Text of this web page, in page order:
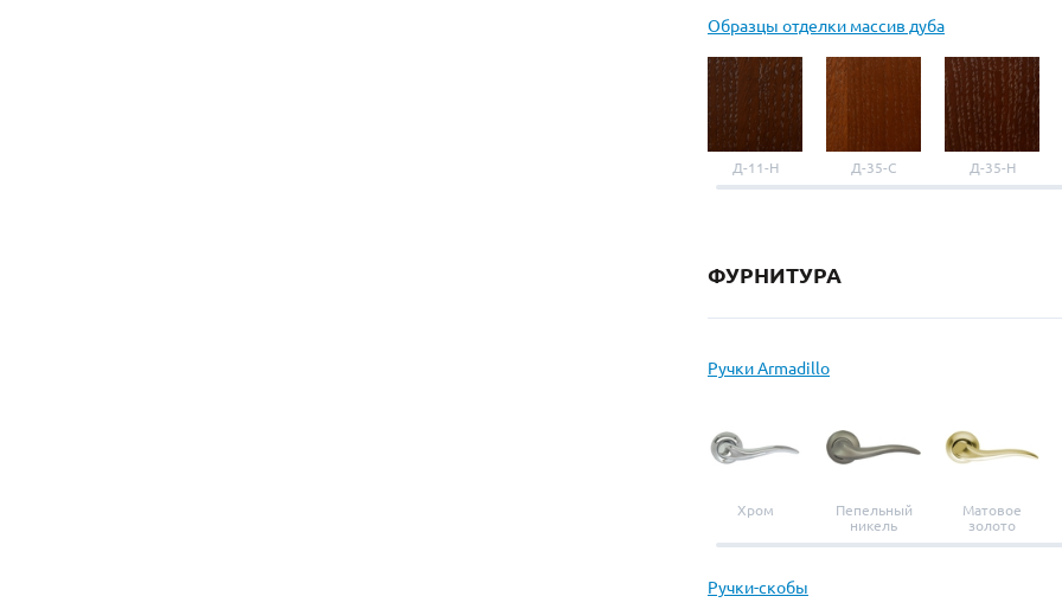
Образцы отделки массив дуба
Д-11-Н Д-35-С Д-35-Н
ФУРНИТУРА
Ручки Armadillo
Хром
Пепельный
никель
Матовое
золото
Ручки-скобы